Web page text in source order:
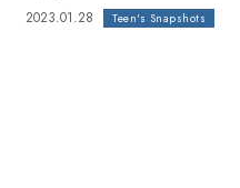
2023.01.28 Teen's Snapshots